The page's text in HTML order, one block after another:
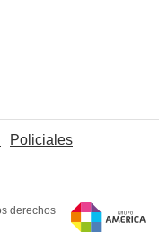
Policiales
derechos